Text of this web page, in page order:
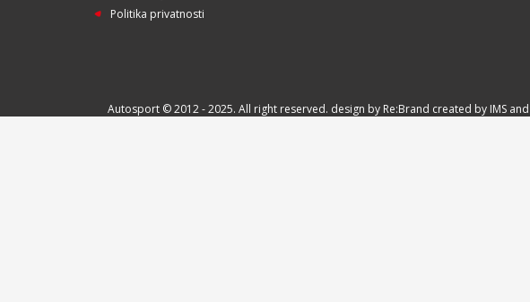
Politika privatnosti
Autosport © 2012 - 2025. All right reserved. design by Re:Brand created by IMS and